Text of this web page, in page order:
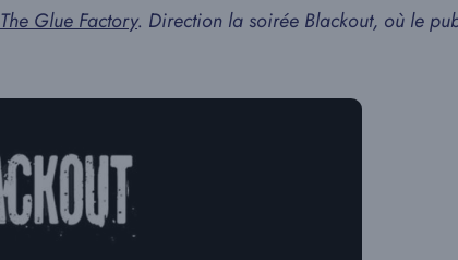
The Glue Factory. Direction la soirée Blackout, où le